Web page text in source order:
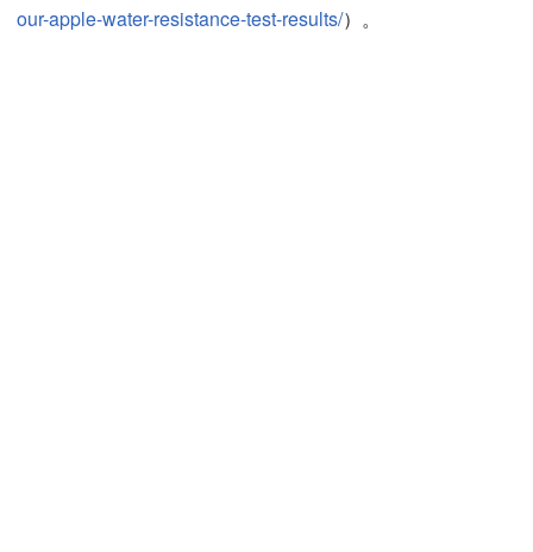
our-apple-water-resistance-test-results/）。